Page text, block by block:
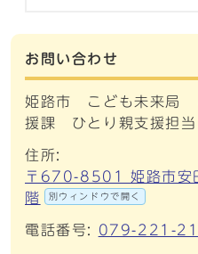
お問い合わせ
姫路市 こども未来局
援課 ひとり親支援担当
住所:
〒670-8501 姫路市安
階
別ウィンドウで開く
電話番号: 079-221-